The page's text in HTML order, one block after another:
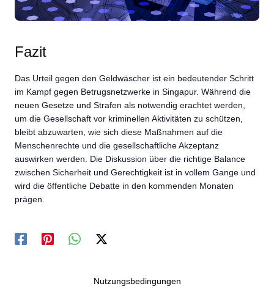
Fazit
Das Urteil gegen den Geldwäscher ist ein bedeutender Schritt
im Kampf gegen Betrugsnetzwerke in Singapur. Während die
neuen Gesetze und Strafen als notwendig erachtet werden,
um die Gesellschaft vor kriminellen Aktivitäten zu schützen,
bleibt abzuwarten, wie sich diese Maßnahmen auf die
Menschenrechte und die gesellschaftliche Akzeptanz
auswirken werden. Die Diskussion über die richtige Balance
zwischen Sicherheit und Gerechtigkeit ist in vollem Gange und
wird die öffentliche Debatte in den kommenden Monaten
prägen.
Nutzungsbedingungen